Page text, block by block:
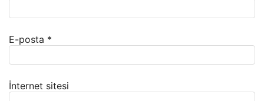
E-posta *
İnternet sitesi